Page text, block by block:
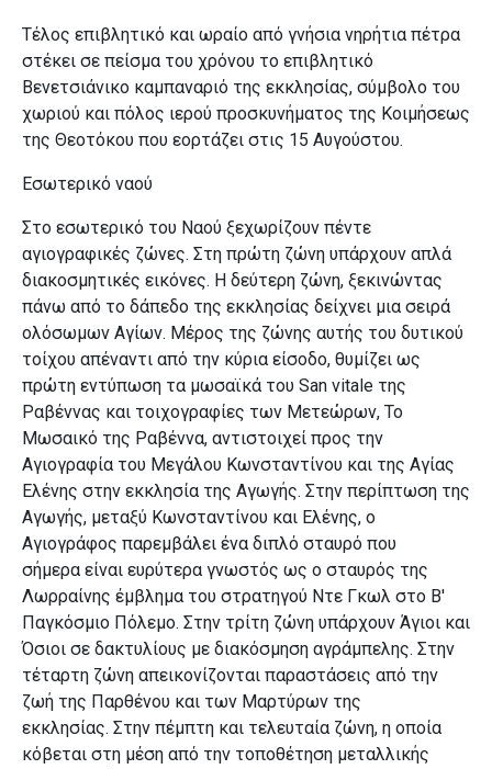
Τέλος επιβλητικό και ωραίο από γνήσια νηρήτια πέτρα
στέκει σε πείσμα του χρόνου το επιβλητικό
Βενετσιάνικο καμπαναριό της εκκλησίας, σύμβολο του
χωριού και πόλος ιερού προσκυνήματος της Κοιμήσεως
της Θεοτόκου που εορτάζει στις 15 Αυγούστου.
Εσωτερικό ναού
Στο εσωτερικό του Ναού ξεχωρίζουν πέντε
αγιογραφικές ζώνες. Στη πρώτη ζώνη υπάρχουν απλά
διακοσμητικές εικόνες. Η δεύτερη ζώνη, ξεκινώντας
πάνω από το δάπεδο της εκκλησίας δείχνει μια σειρά
ολόσωμων Αγίων. Μέρος της ζώνης αυτής του δυτικού
τοίχου απέναντι από την κύρια είσοδο, θυμίζει ως
πρώτη εντύπωση τα μωσαϊκά του San vitale της
Ραβέννας και τοιχογραφίες των Μετεώρων, Το
Μωσαικό της Ραβέννα, αντιστοιχεί προς την
Αγιογραφία του Μεγάλου Κωνσταντίνου και της Αγίας
Ελένης στην εκκλησία της Αγωγής. Στην περίπτωση της
Αγωγής, μεταξύ Κωνσταντίνου και Ελένης, ο
Αγιογράφος παρεμβάλει ένα διπλό σταυρό που
σήμερα είναι ευρύτερα γνωστός ως ο σταυρός της
Λωρραίνης έμβλημα του στρατηγού Ντε Γκωλ στο Β'
Παγκόσμιο Πόλεμο. Στην τρίτη ζώνη υπάρχουν Άγιοι και
Όσιοι σε δακτυλίους με διακόσμηση αγράμπελης. Στην
τέταρτη ζώνη απεικονίζονται παραστάσεις από την
ζωή της Παρθένου και των Μαρτύρων της
εκκλησίας. Στην πέμπτη και τελευταία ζώνη, η οποία
κόβεται στη μέση από την τοποθέτηση μεταλλικής